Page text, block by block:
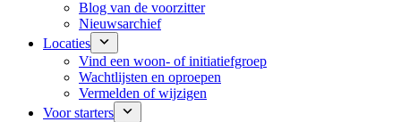
Blog van de voorzitter
Nieuwsarchief
Locaties
Vind een woon- of initiatiefgroep
Wachtlijsten en oproepen
Vermelden of wijzigen
Voor starters